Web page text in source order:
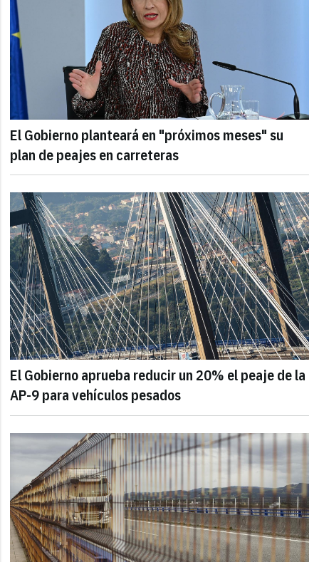
El Gobierno planteará en "próximos meses" su
plan de peajes en carreteras
El Gobierno aprueba reducir un 20% el peaje de la
AP-9 para vehículos pesados